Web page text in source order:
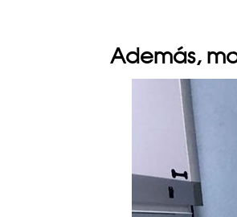
Además,